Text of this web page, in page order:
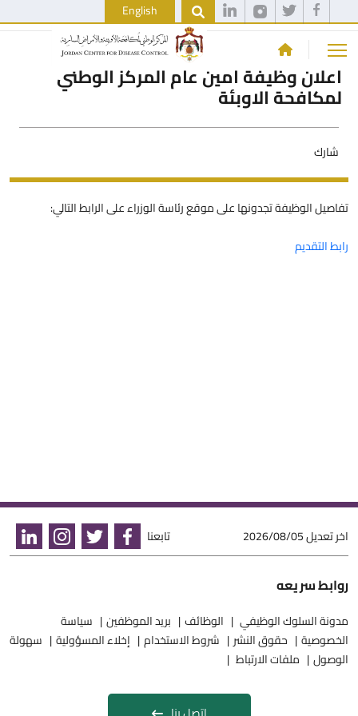
English
اعلان وظيفة امين عام المركز الوطني
لمكافحة الاوبئة
شارك
تفاصيل الوظيفة تجدونها على موقع رئاسة الوزراء على الرابط التالي:
رابط التقديم
اخر تعديل2026/08/05 تابعنا
روابط سريعه
مدونة السلوك الوظيفي الوظائف بريد الموظفين
سياسة
الخصوصية
حقوق النشر شروط الاستخدام إخلاء المسؤولية
سهولة
الوصول
ملفات الارتباط